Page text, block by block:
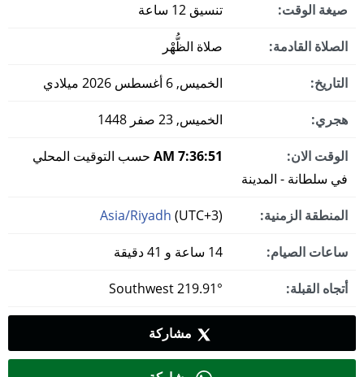
صيغة الوقت: تنسيق 12 ساعة
الصلاة القادمة: صلاة الظُّهْر
التاريخ: الخميس, 6 أغسطس 2026 ميلادي
هجري: الخميس, 23 صفر 1448
الوقت الان: 7:36:52 AM
حسب التوقيت المحلي
في سلطانة - المدينة
المنطقة الزمنية: Asia/Riyadh (UTC+3)
ساعات الصيام:
أتجاه القبلة:
مشاركة